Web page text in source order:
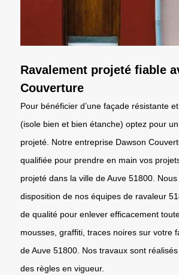
Ravalement projeté fiable
Couverture
Pour bénéficier d’une façade résistante
(isole bien et bien étanche) optez pour
projeté. Notre entreprise Dawson
qualifiée pour prendre en main vos
projeté dans la ville de Auve 51800.
disposition de nos équipes de ravaleur
de qualité pour enlever efficacement
mousses, graffiti, traces noires sur votre
de Auve 51800. Nos travaux sont
des règles en vigueur.